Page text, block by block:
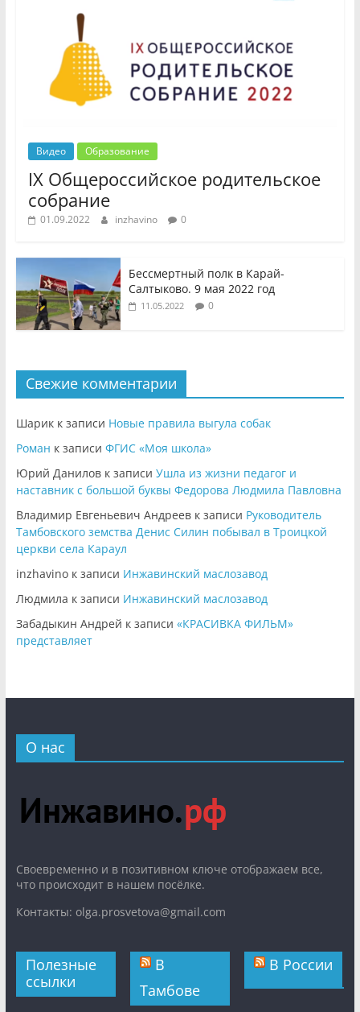
Видео Образование
IX Общероссийское родительское
собрание
01.09.2022 inzhavino 0
Бессмертный полк в Карай-
Салтыково. 9 мая 2022 год
11.05.2022 0
Свежие комментарии
Шарикк записи Новые правила выгула собак
Роман к записи ФГИС «Моя школа»
Юрий Даниловк записи Ушла из жизни педагог и
наставник с большой буквы Федорова Людмила Павловна
Владимир Евгеньевич Андреевк записи Руководитель
Тамбовского земства Денис Силин побывал в Троицкой
церкви села Караул
inzhavinoк записи Инжавинский маслозавод
Людмила к записи Инжавинский маслозавод
Забадыкин Андрей к записи «КРАСИВКА ФИЛЬМ»
представляет
О нас
Cвоевременно и в позитивном ключе отображаем все,
что происходит в нашем посёлке.
Контакты: olga.prosvetova@gmail.com
Полезные
ссылки
В
Тамбове
В России